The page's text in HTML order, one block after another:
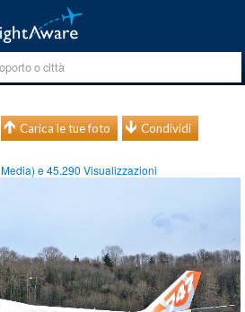
Carica le tue foto Condividi
Media) e45.290 Visualizzazioni